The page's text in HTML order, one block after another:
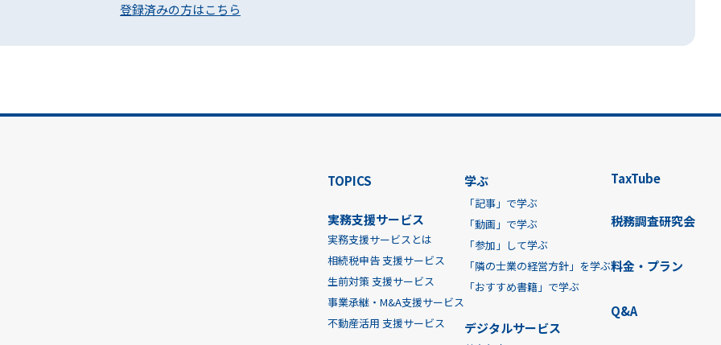
登録済みの方はこちら
TOPICS
実務支援サービス
実務支援サービスとは
相続税申告 支援サービス
生前対策 支援サービス
事業承継・M&A支援サービス
不動産活用 支援サービス
学ぶ
「記事」で学ぶ
「動画」で学ぶ
「参加」して学ぶ
「隣の士業の経営方針」を学ぶ
「おすすめ書籍」で学ぶ
デジタルサービス
TaxTube
税務調査研究会
料金・プラン
Q&A